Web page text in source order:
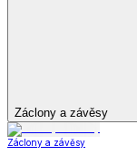
Záclony a závěsy
Záclony a závěsy